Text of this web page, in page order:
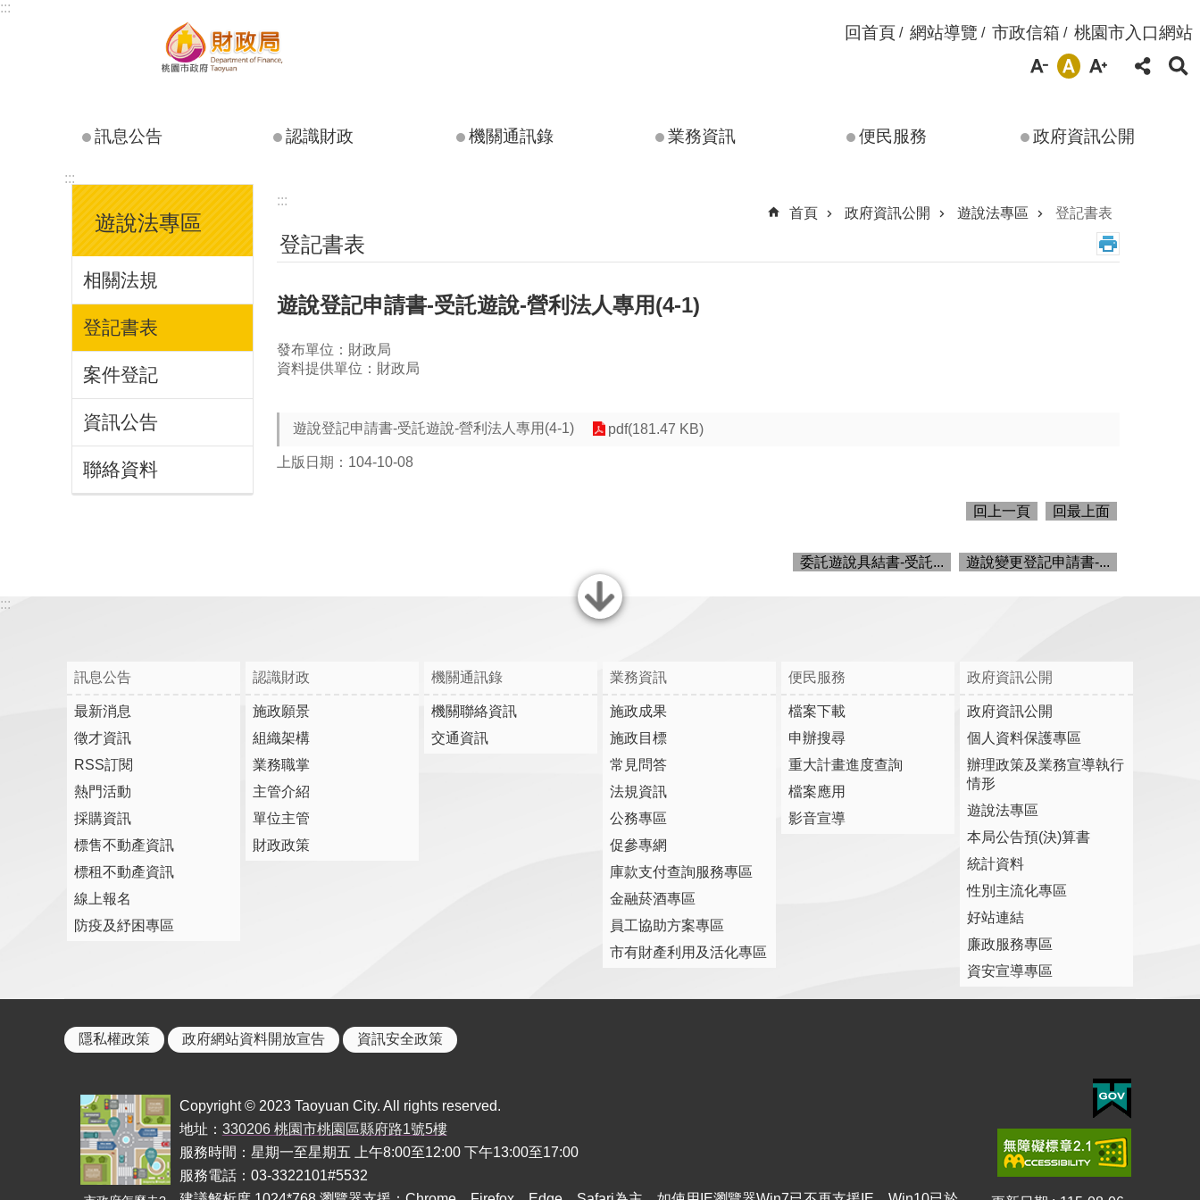
跳到主要內容區塊
:::
回首頁 網站導覽 市政信箱 桃園市入口網站
訊息公告 認識財政 機關通訊錄 業務資訊 便民服務 政府資訊公開
:::
遊說法專區
相關法規
登記書表
案件登記
資訊公告
聯絡資料
:::
首頁
政府資訊公開 遊說法專區 登記書表
登記書表
遊說登記申請書-受託遊說-營利法人專用(4-1)
發布單位：財政局
資料提供單位：財政局
遊說登記申請書-受託遊說-營利法人專用(4-1) pdf(181.47 KB)
上版日期：104-10-08
回上一頁 回最上面
委託遊說具結書-受託... 遊說變更登記申請書-...
關閉
:::
訊息公告
最新消息
徵才資訊
RSS訂閱
熱門活動
採購資訊
標售不動產資訊
標租不動產資訊
線上報名
防疫及紓困專區
認識財政
施政願景
組織架構
業務職掌
主管介紹
單位主管
財政政策
機關通訊錄
機關聯絡資訊
交通資訊
業務資訊
施政成果
施政目標
常見問答
法規資訊
公務專區
促參專網
庫款支付查詢服務專區
金融菸酒專區
員工協助方案專區
市有財產利用及活化專區
便民服務
檔案下載
申辦搜尋
重大計畫進度查詢
檔案應用
影音宣導
政府資訊公開
政府資訊公開
個人資料保護專區
辦理政策及業務宣導執行
情形
遊說法專區
本局公告預(決)算書
統計資料
性別主流化專區
好站連結
廉政服務專區
資安宣導專區
隱私權政策 政府網站資料開放宣告 資訊安全政策
Copyright © 2023 Taoyuan City. All rights reserved.
地址： 330206 桃園市桃園區縣府路1號5樓
服務時間：星期一至星期五 上午8:00至12:00 下午13:00至17:00
服務電話：03-3322101#5532